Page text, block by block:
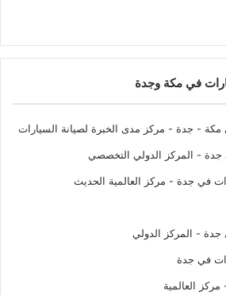
في مكة وجدة
مكة - جدة - مركز مدى الخبرة لصيانة السيارات
جدة - المركز الدولي التخصصي
في جدة - مركز العالمية الحديث
جدة - المركز الدولي
في جدة
مركز العالمية